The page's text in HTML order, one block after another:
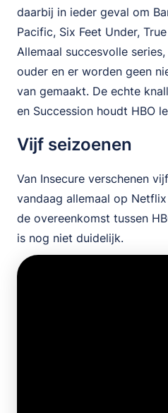
daarbij in ieder geval om
Pacific, Six Feet Under,
Allemaal succesvolle
ouder en er worden geen
van gemaakt. De echte
en Succession houdt HBO
Vijf seizoenen
Van Insecure verschenen
vandaag allemaal op
de overeenkomst tussen
is nog niet duidelijk.